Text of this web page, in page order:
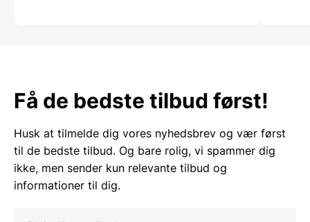
Få de bedste tilbud først!
Husk at tilmelde dig vores nyhedsbrev og vær først
til de bedste tilbud. Og bare rolig, vi spammer dig
ikke, men sender kun relevante tilbud og
informationer til dig.